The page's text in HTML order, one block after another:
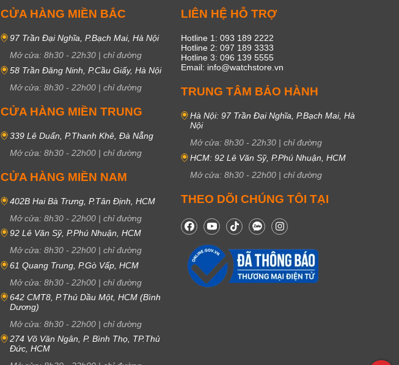
CỬA HÀNG MIỀN BẮC
97 Trần Đại Nghĩa, P.Bạch Mai, Hà Nội
Mở cửa: 8h30 - 22h30 | chỉ đường
58 Trần Đăng Ninh, P.Cầu Giấy, Hà Nội
Mở cửa: 8h30 - 22h00 | chỉ đường
CỬA HÀNG MIỀN TRUNG
339 Lê Duẩn, P.Thanh Khê, Đà Nẵng
Mở cửa: 8h30 - 22h00 | chỉ đường
CỬA HÀNG MIỀN NAM
402B Hai Bà Trưng, P.Tân Định, HCM
Mở cửa: 8h30 - 22h00 | chỉ đường
92 Lê Văn Sỹ, P.Phú Nhuận, HCM
Mở cửa: 8h30 - 22h00 | chỉ đường
61 Quang Trung, P.Gò Vấp, HCM
Mở cửa: 8h30 - 22h00 | chỉ đường
642 CMT8, P.Thủ Dầu Một, HCM (Bình
Dương)
Mở cửa: 8h30 - 22h00 | chỉ đường
274 Võ Văn Ngân, P. Bình Thọ, TP.Thủ
Đức, HCM
LIÊN HỆ HỖ TRỢ
Hotline 1: 093 189 2222
Hotline 2: 097 189 3333
Hotline 3: 096 139 5555
Email: info@watchstore.vn
TRUNG TÂM BẢO HÀNH
Hà Nội: 97 Trần Đại Nghĩa, P.Bạch Mai, Hà
Nội
Mở cửa: 8h30 - 22h30 | chỉ đường
HCM: 92 Lê Văn Sỹ, P.Phú Nhuận, HCM
Mở cửa: 8h30 - 22h00 | chỉ đường
THEO DÕI CHÚNG TÔI TẠI